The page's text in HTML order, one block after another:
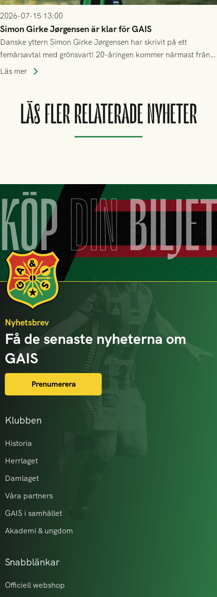
2026-07-15 13:00
Simon Girke Jørgensen är klar för GAIS
Danske yttern Simon Girke Jørgensen har skrivit på ett
femårsavtal med grönsvart! 20-åringen kommer närmast från
spel i färöiska Skála IF.
Läs mer
LÄS FLER RELATERADE NYHETER
KÖPDIN
Klubben
Historia
Herrlaget
Damlaget
Våra partners
GAIS i samhället
Akademi & ungdom
Snabblänkar
Officiell webshop
Nyhetsbrev
Få de senaste nyheterna om
GAIS
Prenumerera